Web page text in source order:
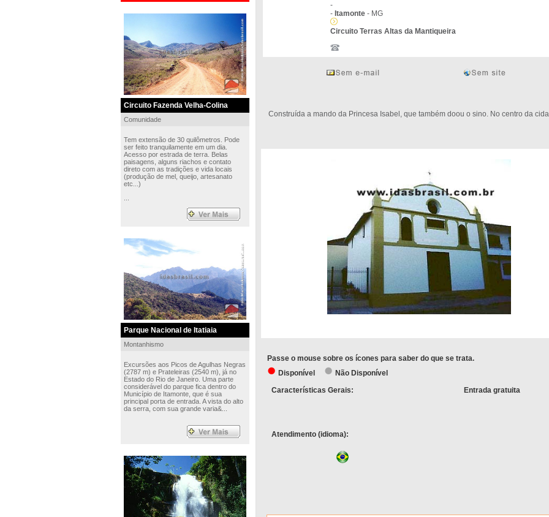
Circuito Fazenda Velha-Colina
Comunidade
Tem extensão de 30 quilômetros. Pode
ser feito tranquilamente em um dia.
Acesso por estrada de terra. Belas
paisagens, alguns riachos e contato
direto com as tradições e vida locais
(produção de mel, queijo, artesanato
etc...)
Parque Nacional de Itatiaia
Montanhismo
Excursões aos Picos de Agulhas Negras
(2787 m) e Prateleiras (2540 m), já no
Estado do Rio de Janeiro. Uma parte
considerável do parque fica dentro do
Município de Itamonte, que é sua
principal porta de entrada. A vista do alto
da serra, com sua grande varia&...
-
- Itamonte - MG
Circuito Terras Altas da Mantiqueira
Construída a mando da Princesa Isabel, que também doou o sino. No centro da
Passe o mouse sobre os ícones para saber do que se trata.
Disponível
Não Disponível
Características Gerais:
Atendimento (idioma):
Entrada gratuita